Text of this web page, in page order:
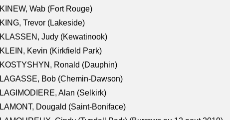
KINEW, Wab (Fort Rouge)
KING, Trevor (Lakeside)
KLASSEN, Judy (Kewatinook)
KLEIN, Kevin (Kirkfield Park)
KOSTYSHYN, Ronald (Dauphin)
LAGASSE, Bob (Chemin-Dawson)
LAGIMODIERE, Alan (Selkirk)
LAMONT, Dougald (Saint-Boniface)